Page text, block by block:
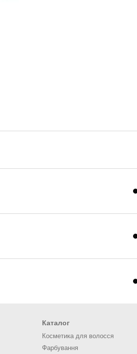
Каталог
Косметика для волосся
Фарбування